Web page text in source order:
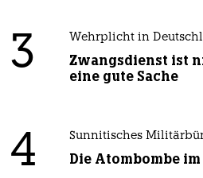
3 Wehrplicht in
Zwangsdienst ist
eine gute Sache
4 Sunnitisches
Die Atombombe